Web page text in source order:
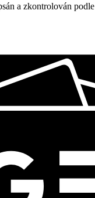
a zkontrolován podle